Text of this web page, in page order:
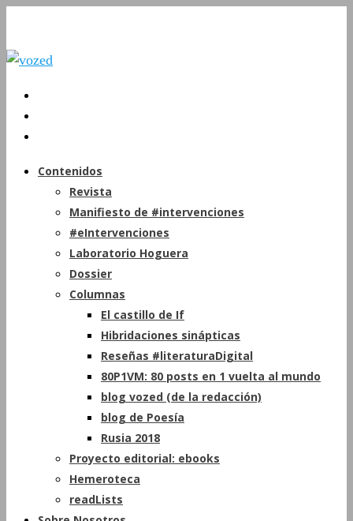
Contenidos
Revista
Manifiesto de #intervenciones
#eIntervenciones
Laboratorio Hoguera
Dossier
Columnas
El castillo de If
Hibridaciones sinápticas
Reseñas #literaturaDigital
80P1VM: 80 posts en 1 vuelta al mundo
blog vozed (de la redacción)
blog de Poesía
Rusia 2018
Proyecto editorial: ebooks
Hemeroteca
readLists